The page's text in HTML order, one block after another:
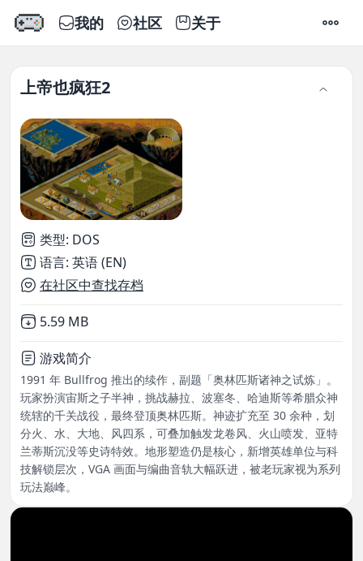
我的 社区 关于 设置
上帝也疯狂2
类型: DOS
语言: 英语 (EN)
在社区中查找存档
Not downloaded
5.59 MB
游戏简介
1991 年 Bullfrog 推出的续作，副题「奥林匹斯诸神之试炼」。
玩家扮演宙斯之子半神，挑战赫拉、波塞冬、哈迪斯等希腊众神
统辖的千关战役，最终登顶奥林匹斯。神迹扩充至 30 余种，划
分火、水、大地、风四系，可叠加触发龙卷风、火山喷发、亚特
兰蒂斯沉没等史诗特效。地形塑造仍是核心，新增英雄单位与科
技解锁层次，VGA 画面与编曲音轨大幅跃进，被老玩家视为系列
玩法巅峰。